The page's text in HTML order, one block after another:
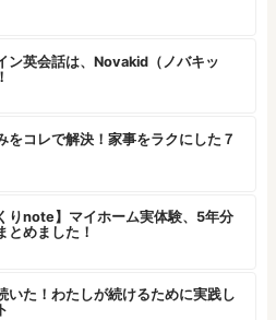
ン英会話は、Novakid（ノバキッ
をコレで解決！家事をラクにした７
りnote】マイホーム実体験、5年分
とめました！
いた！わたしが続けるために実践し